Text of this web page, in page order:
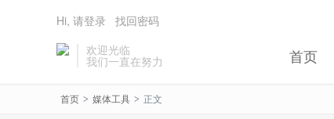
欢迎光临
我们一直在努力 首页
Hi, 请登录 找回密码
首页 > 媒体工具 > 正文